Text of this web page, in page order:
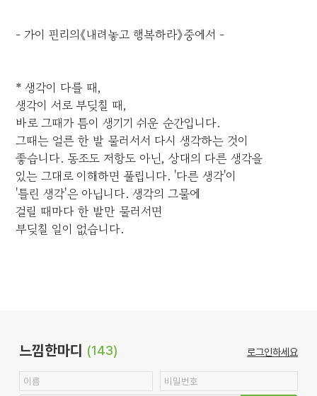
- 가이 핀리의《내려놓고 행복하라》중에서 -
* 생각이 다를 때,
생각이 서로 부딪칠 때,
바로 그때가 틈이 생기기 쉬운 순간입니다.
그때는 얼른 한 발 물러서서 다시 생각하는 것이
좋습니다. 동조도 저항도 아닌, 상대의 다른 생각을
있는 그대로 이해하면 풀립니다. '다른 생각'이
'틀린 생각'은 아닙니다. 생각의 그물에
걸릴 때마다 한 발만 물러서면
부딪칠 일이 없습니다.
느낌한마디 (143) 로그인하세요